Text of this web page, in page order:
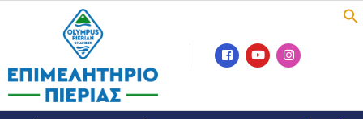
Επιμελητήριο
Νέα